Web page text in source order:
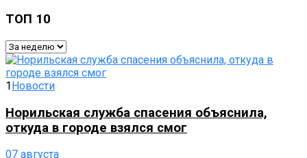
ТОП 10
1Новости
Норильская служба спасения объяснила,
откуда в городе взялся смог
07 августа